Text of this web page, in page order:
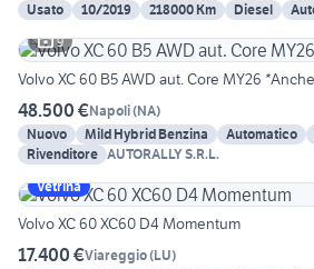
Usato
10/2019 218000 Km Diesel
9
Volvo XC 60 B5 AWD aut. Core MY26
48.500 €Napoli(NA)
Nuovo
Mild Hybrid Benzina Automatico
Rivenditore AUTORALLY S.R.L.
Vetrina
Volvo XC 60 XC60 D4 Momentum
17.400 €Viareggio(LU)